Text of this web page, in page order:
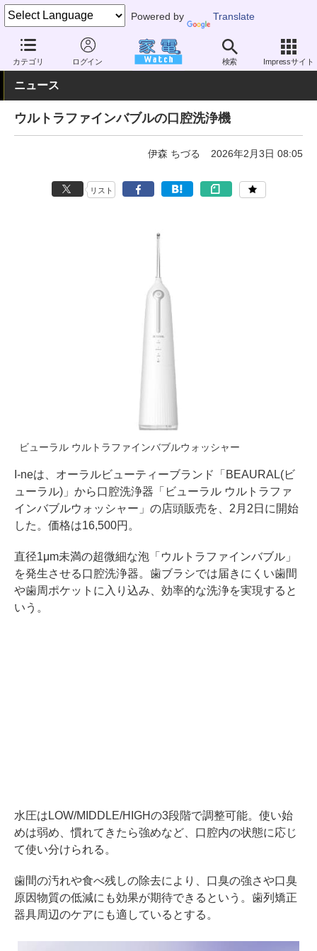
Powered by Translate
カテゴリ ログイン 検索 Impressサイト
家電 Watch ヘルスケア 健康家電 電動歯ブラシ・デンタルケア
ニュース
ウルトラファインバブルの口腔洗浄機
伊森 ちづる 2026年2月3日 08:05
リスト
ビューラル ウルトラファインバブルウォッシャー
I-neは、オーラルビューティーブランド「BEAURAL(ビ
ューラル)」から口腔洗浄器「ビューラル ウルトラファ
インバブルウォッシャー」の店頭販売を、2月2日に開始
した。価格は16,500円。
直径1μm未満の超微細な泡「ウルトラファインバブル」
を発生させる口腔洗浄器。歯ブラシでは届きにくい歯間
や歯周ポケットに入り込み、効率的な洗浄を実現すると
いう。
水圧はLOW/MIDDLE/HIGHの3段階で調整可能。使い始
めは弱め、慣れてきたら強めなど、口腔内の状態に応じ
て使い分けられる。
歯間の汚れや食べ残しの除去により、口臭の強さや口臭
原因物質の低減にも効果が期待できるという。歯列矯正
器具周辺のケアにも適しているとする。